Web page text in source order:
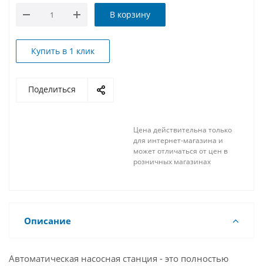
В корзину
Купить в 1 клик
Поделиться
Цена действительна только
для интернет-магазина и
может отличаться от цен в
розничных магазинах
Описание
Автоматическая насосная станция - это полностью